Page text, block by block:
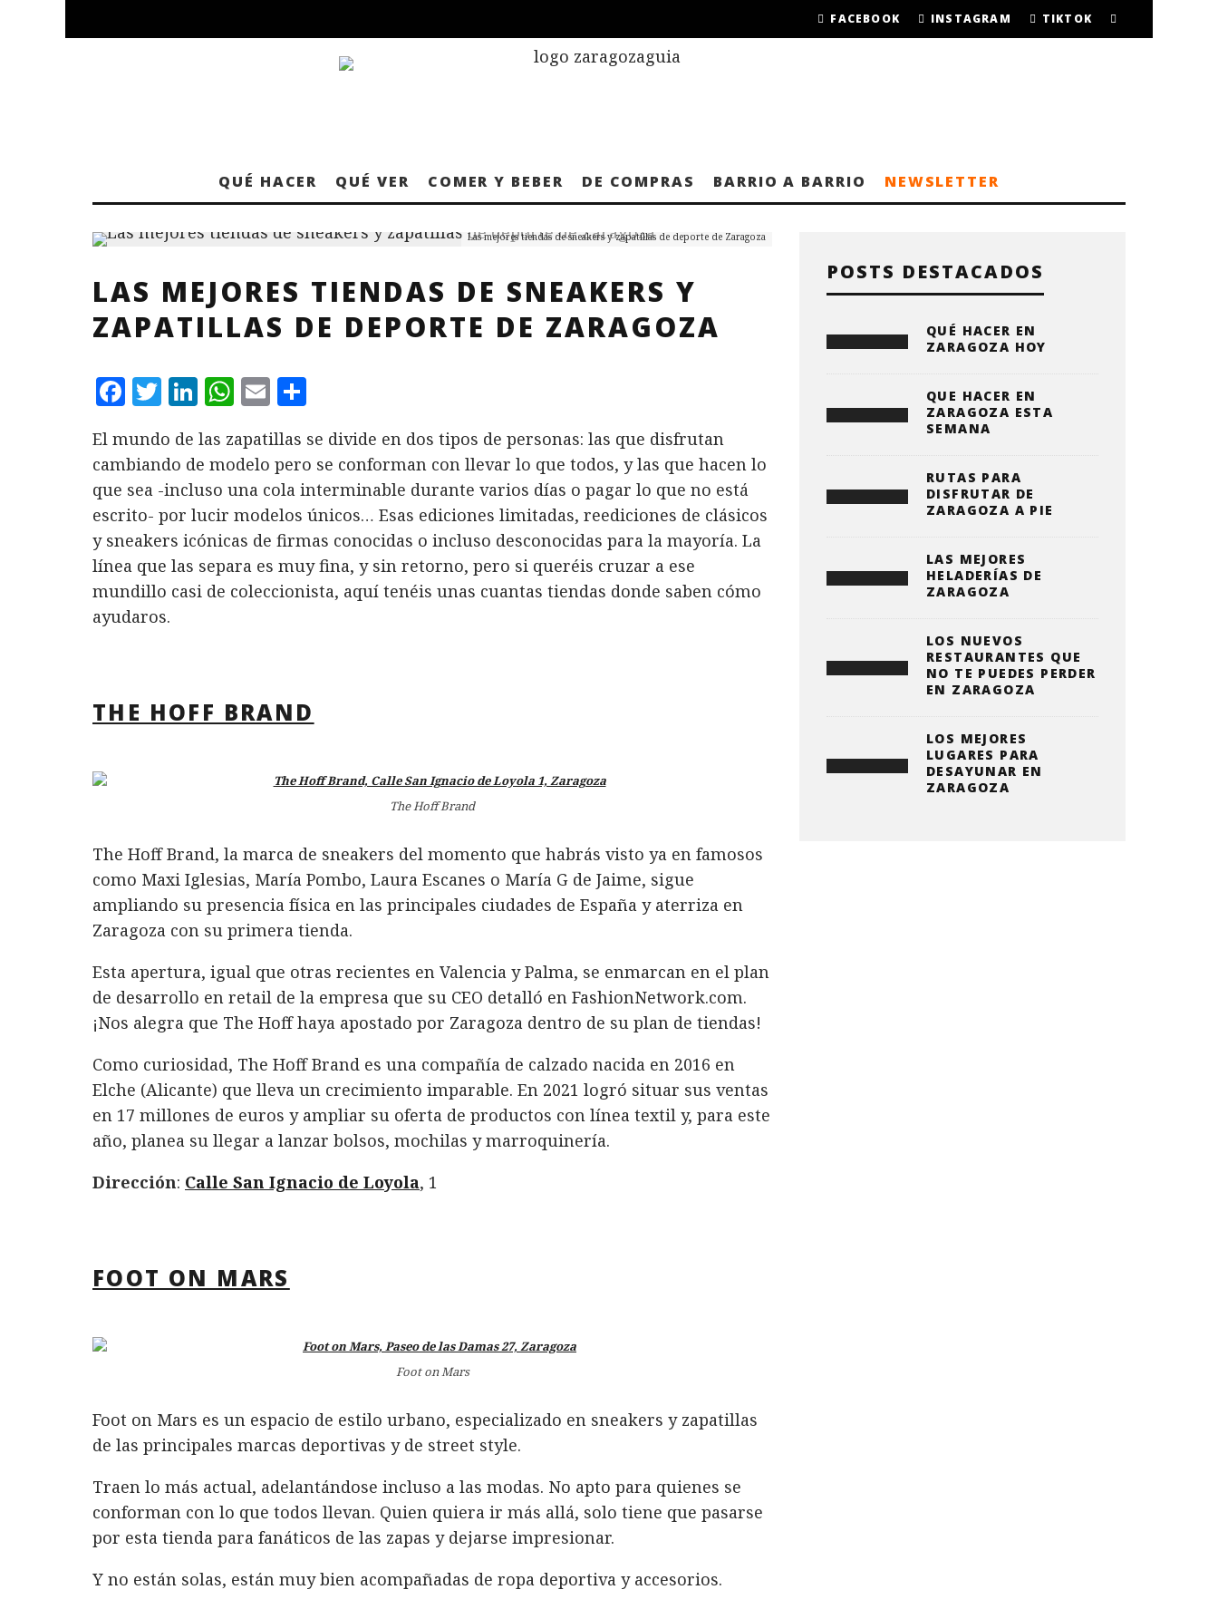
FACEBOOK INSTAGRAM TIKTOK
QUÉ HACER QUÉ VER COMER Y BEBER DE COMPRAS BARRIO A BARRIO NEWSLETTER
Las mejores tiendas de sneakers y zapatillas de deporte de Zaragoza
LAS MEJORES TIENDAS DE SNEAKERS Y
ZAPATILLAS DE DEPORTE DE ZARAGOZA
F
c
e
b
o
o
k
T
it
te
r
L
n
k
e
d
I
n
W
at
s
A
p
p
E
ai
l
m
p
a
rt
ir
El mundo de las zapatillas se divide en dos tipos de personas: las que disfrutan
cambiando de modelo pero se conforman con llevar lo que todos, y las que hacen lo
que sea -incluso una cola interminable durante varios días o pagar lo que no está
escrito- por lucir modelos únicos… Esas ediciones limitadas, reediciones de clásicos
y sneakers icónicas de firmas conocidas o incluso desconocidas para la mayoría. La
línea que las separa es muy fina, y sin retorno, pero si queréis cruzar a ese
mundillo casi de coleccionista, aquí tenéis unas cuantas tiendas donde saben cómo
ayudaros.
THE HOFF BRAND
The Hoff Brand
The Hoff Brand, la marca de sneakers del momento que habrás visto ya en famosos
como Maxi Iglesias, María Pombo, Laura Escanes o María G de Jaime, sigue
ampliando su presencia física en las principales ciudades de España y aterriza en
Zaragoza con su primera tienda.
Esta apertura, igual que otras recientes en Valencia y Palma, se enmarcan en el plan
de desarrollo en retail de la empresa que su CEO detalló en FashionNetwork.com.
¡Nos alegra que The Hoff haya apostado por Zaragoza dentro de su plan de tiendas!
Como curiosidad, The Hoff Brand es una compañía de calzado nacida en 2016 en
Elche (Alicante) que lleva un crecimiento imparable. En 2021 logró situar sus ventas
en 17 millones de euros y ampliar su oferta de productos con línea textil y, para este
año, planea su llegar a lanzar bolsos, mochilas y marroquinería.
Dirección: Calle San Ignacio de Loyola, 1
FOOT ON MARS
Foot on Mars
Foot on Mars es un espacio de estilo urbano, especializado en sneakers y zapatillas
de las principales marcas deportivas y de street style.
Traen lo más actual, adelantándose incluso a las modas. No apto para quienes se
conforman con lo que todos llevan. Quien quiera ir más allá, solo tiene que pasarse
por esta tienda para fanáticos de las zapas y dejarse impresionar.
Y no están solas, están muy bien acompañadas de ropa deportiva y accesorios.
POSTS DESTACADOS
QUÉ HACER EN
ZARAGOZA HOY
QUE HACER EN
ZARAGOZA ESTA
SEMANA
RUTAS PARA
DISFRUTAR DE
ZARAGOZA A PIE
LAS MEJORES
HELADERÍAS DE
ZARAGOZA
LOS NUEVOS
RESTAURANTES QUE
NO TE PUEDES PERDER
EN ZARAGOZA
LOS MEJORES
LUGARES PARA
DESAYUNAR EN
ZARAGOZA